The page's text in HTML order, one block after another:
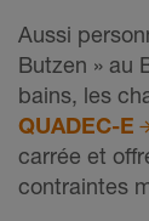
Aussi
Butzen » au
bains, les
QUADEC-E
carrée et
contraintes